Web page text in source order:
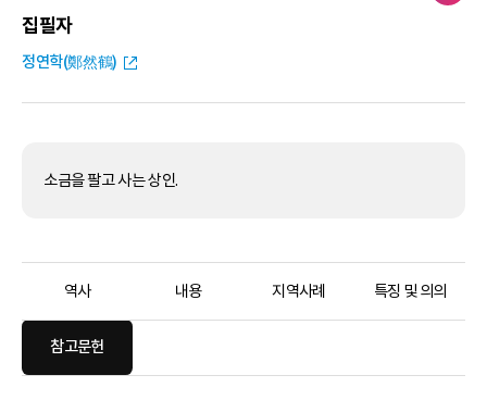
집필자
정연학(鄭然鶴)
소금을 팔고 사는 상인.
역사 내용 지역사례 특징 및 의의
참고문헌